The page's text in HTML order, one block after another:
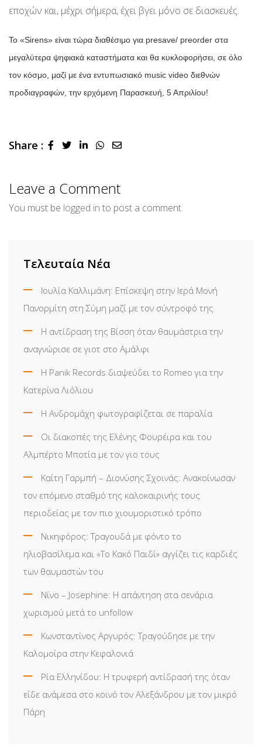
εποχών και, μέχρι σήμερα, έχει βγει μόνο σε διασκευές.
Το «Sirens» είναι τώρα διαθέσιμο για presave/ preorder στα
μεγαλύτερα ψηφιακά καταστήματα και θα κυκλοφορήσει, σε όλο
τον κόσμο, μαζί με ένα εντυπωσιακό music video διεθνών
προδιαγραφών, την ερχόμενη Παρασκευή, 5 Απριλίου!
Share : LinkedInWhatsapp
Share
Leave a Comment
You must be logged in to post a comment.
Τελευταία Νέα
Ιουλία Καλλιμάνη: Επίσκεψη στην Ιερά Μονή
Πανορμίτη στη Σύμη μαζί με τον σύντροφό της
Η αντίδραση της Βίσση όταν θαυμάστρια την
αναγνώρισε σε γιοτ στο Αμάλφι
Η Panik Records διαψεύδει το Romeo για την
Κατερίνα Λιόλιου
Η Ανδρομάχη φωτογραφίζεται σε παραλία
Οι διακοπές της Ελένης Φουρέιρα και του
Αλμπέρτο Μποτία με τον γιο τους
Καίτη Γαρμπή – Διονύσης Σχοινάς: Ανακοίνωσαν
τον επόμενο σταθμό της καλοκαιρινής τους
περιοδείας με τον πιο χιουμοριστικό τρόπο
Νικηφόρος: Τραγουδά με φόντο το
ηλιοβασίλεμα και «Το Κακό Παιδί» αγγίζει τις καρδιές
των θαυμαστών του
Νίνο – Josephine: Η απάντηση στα σενάρια
χωρισμού μετά το unfollow
Κωνσταντίνος Αργυρός: Τραγούδησε με την
Καλομοίρα στην Κεφαλονιά
Ρία Ελληνίδου: H τρυφερή αντίδρασή της όταν
είδε ανάμεσα στο κοινό τον Αλεξάνδρου με τον μικρό
Πάρη